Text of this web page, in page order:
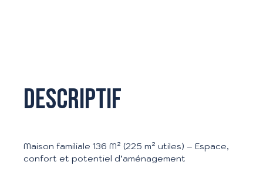
Descriptif
Maison familiale 136 M² (225 m² utiles) – Espace,
confort et potentiel d’aménagement